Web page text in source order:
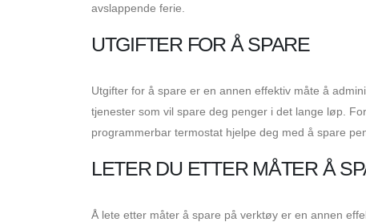
avslappende ferie.
UTGIFTER FOR Å SPARE
Utgifter for å spare er en annen effektiv måte å
tjenester som vil spare deg penger i det lange løp.
programmerbar termostat hjelpe deg med å spare
LETER DU ETTER MÅTER Å
Å lete etter måter å spare på verktøy er en annen